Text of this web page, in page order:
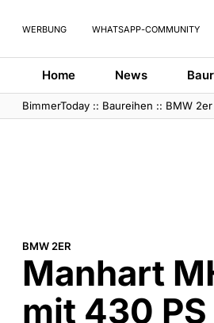
WERBUNG WHATSAPP-COMMUNITY
Home News
BimmerToday :: Baureihen :: BMW 2er
BMW 2ER
Manhart
mit 430